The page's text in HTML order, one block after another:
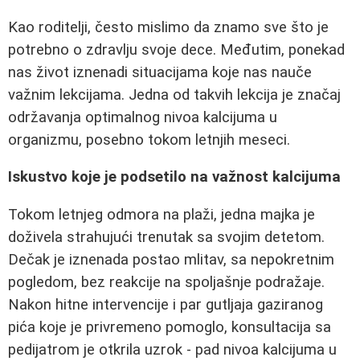
Kao roditelji, često mislimo da znamo sve što je
potrebno o zdravlju svoje dece. Međutim, ponekad
nas život iznenadi situacijama koje nas nauče
važnim lekcijama. Jedna od takvih lekcija je značaj
održavanja optimalnog nivoa kalcijuma u
organizmu, posebno tokom letnjih meseci.
Iskustvo koje je podsetilo na važnost kalcijuma
Tokom letnjeg odmora na plaži, jedna majka je
doživela strahujući trenutak sa svojim detetom.
Dečak je iznenada postao mlitav, sa nepokretnim
pogledom, bez reakcije na spoljašnje podražaje.
Nakon hitne intervencije i par gutljaja gaziranog
pića koje je privremeno pomoglo, konsultacija sa
pedijatrom je otkrila uzrok - pad nivoa kalcijuma u